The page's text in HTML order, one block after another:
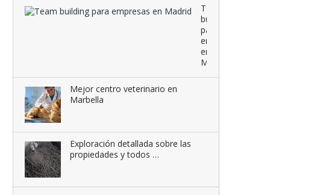
Team
building
para
empresas
en
Madrid
Mejor centro veterinario en
Marbella
Exploración detallada sobre las
propiedades y todos …